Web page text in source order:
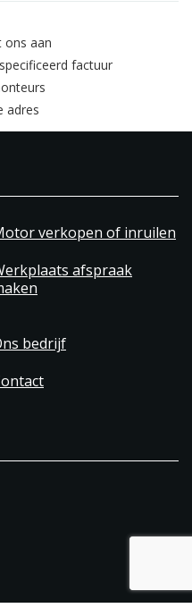
pounds) incl oil, etc.
ons aan
factuur
adres
verkopen of inruilen
afspraak
bedrijf